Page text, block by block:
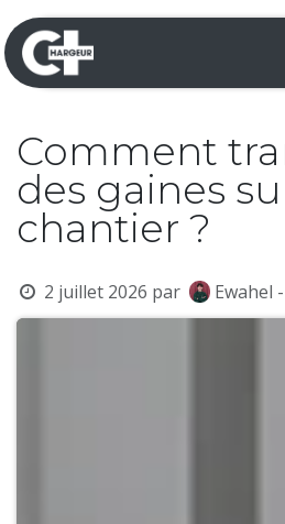
Se rendre au contenu
Comment
des gaines
chantier ?
2 juillet 2026 par Ewahel